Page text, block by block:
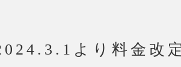
より料金改